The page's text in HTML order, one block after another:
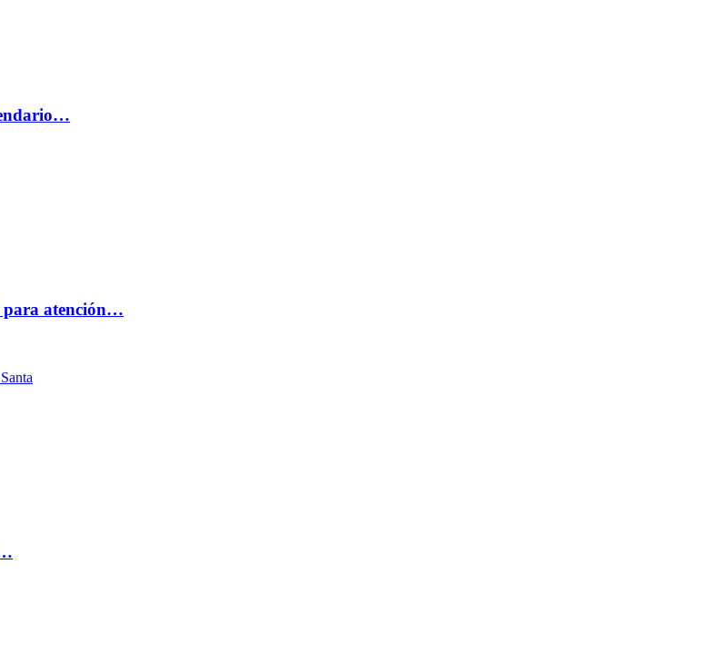
para atención…